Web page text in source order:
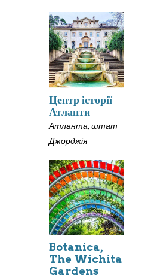
Центр історії
Атланти
Атланта, штат
Джорджія
Botanica,
The Wichita
Gardens